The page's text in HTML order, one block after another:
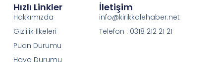
Hızlı Linkler
Hakkımızda
Gizlilik İlkeleri
Puan Durumu
Hava Durumu
İletişim
info@kirikkalehaber.net
Telefon : 0318 212 21 21